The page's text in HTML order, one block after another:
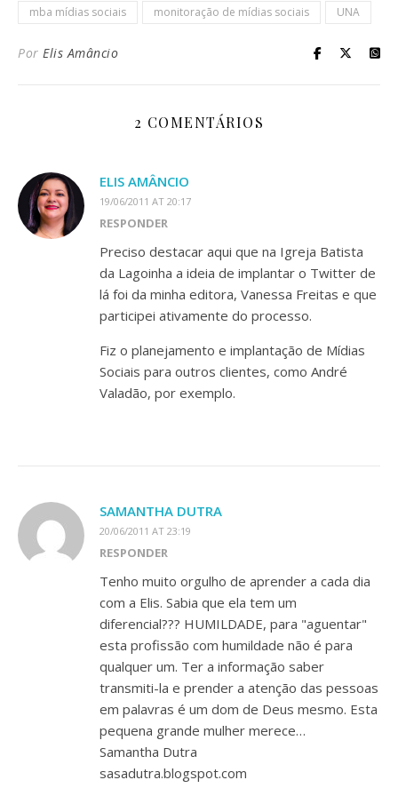
mba mídias sociais
monitoração de mídias sociais UNA
Por Elis Amâncio
2 COMENTÁRIOS
ELIS AMÂNCIO
19/06/2011 AT 20:17
RESPONDER
Preciso destacar aqui que na Igreja Batista
da Lagoinha a ideia de implantar o Twitter de
lá foi da minha editora, Vanessa Freitas e que
participei ativamente do processo.
Fiz o planejamento e implantação de Mídias
Sociais para outros clientes, como André
Valadão, por exemplo.
SAMANTHA DUTRA
20/06/2011 AT 23:19
RESPONDER
Tenho muito orgulho de aprender a cada dia
com a Elis. Sabia que ela tem um
diferencial??? HUMILDADE, para "aguentar"
esta profissão com humildade não é para
qualquer um. Ter a informação saber
transmiti-la e prender a atenção das pessoas
em palavras é um dom de Deus mesmo. Esta
pequena grande mulher merece…
Samantha Dutra
sasadutra.blogspot.com